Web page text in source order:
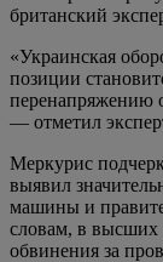
британский
«Украинская
позиции
перенапряжению
— отметил
Меркурис
выявил
машины и
словам, в высших
обвинения за